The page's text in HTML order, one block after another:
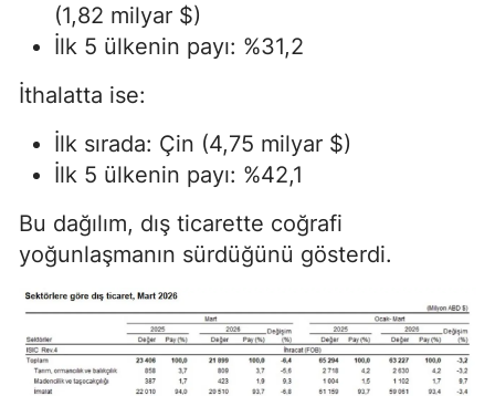
(1,82 milyar $)
İlk 5 ülkenin payı: %31,2
İthalatta ise:
İlk sırada: Çin (4,75 milyar $)
İlk 5 ülkenin payı: %42,1
Bu dağılım, dış ticarette coğrafi
yoğunlaşmanın sürdüğünü gösterdi.